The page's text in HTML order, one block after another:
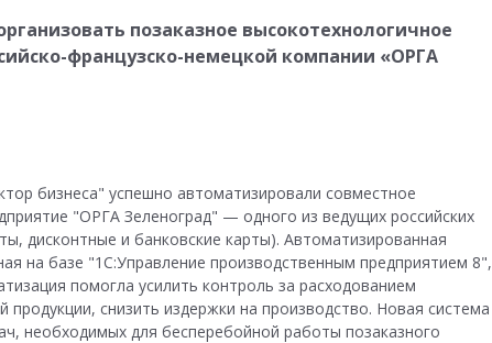
позаказное высокотехнологичное
французско-немецкой компании «ОРГА
бизнеса" успешно автоматизировали совместное
"ОРГА Зеленоград" — одного из ведущих российских
дисконтные и банковские карты). Автоматизированная
на базе "1С:Управление производственным предприятием 8",
помогла усилить контроль за расходованием
снизить издержки на производство. Новая система
необходимых для бесперебойной работы позаказного